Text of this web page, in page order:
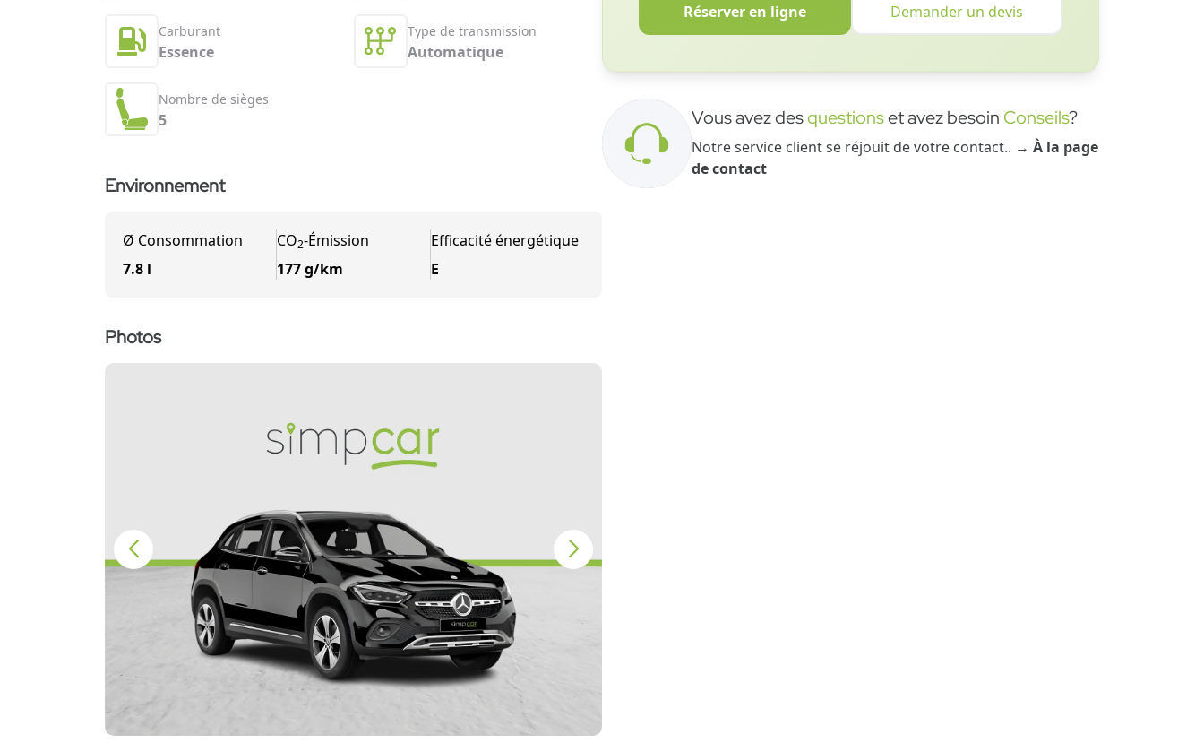
Carburant
Essence
Type de transmission
Automatique
Nombre de sièges
5
Environnement
Ø Consommation
7.8 l
CO2-Émission
177 g/km
Efficacité énergétique
E
Photos
Réserver en ligne Demander un devis
Vous avez desquestionset avez besoin Conseils?
Notre service client se réjouit de votre contact.. → À la page
de contact